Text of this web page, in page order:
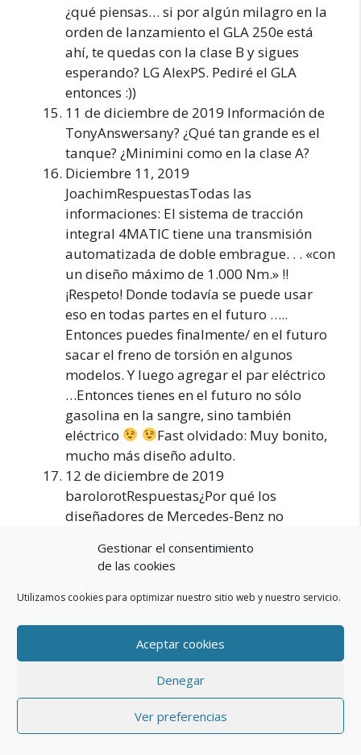
Gestionar el consentimiento
de las cookies
Utilizamos cookies para optimizar nuestro sitio web y nuestro servicio.
Aceptar cookies
Denegar
Ver preferencias
¿qué piensas… si por algún milagro en la
orden de lanzamiento el GLA 250e está
ahí, te quedas con la clase B y sigues
esperando? LG AlexPS. Pediré el GLA
entonces :))
11 de diciembre de 2019 Información de
TonyAnswersany? ¿Qué tan grande es el
tanque? ¿Minimini como en la clase A?
Diciembre 11, 2019
JoachimRespuestasTodas las
informaciones: El sistema de tracción
integral 4MATIC tiene una transmisión
automatizada de doble embrague. . . «con
un diseño máximo de 1.000 Nm.» !!
¡Respeto! Donde todavía se puede usar
eso en todas partes en el futuro …..
Entonces puedes finalmente/ en el futuro
sacar el freno de torsión en algunos
modelos. Y luego agregar el par eléctrico
…Entonces tienes en el futuro no sólo
gasolina en la sangre, sino también
eléctrico
Fast olvidado: Muy bonito,
mucho más diseño adulto.
12 de diciembre de 2019
barolorotRespuestas¿Por qué los
diseñadores de Mercedes-Benz no
los guardabarros, como en los modelos
CLA, o hasta cierto punto en los GLB? Para
mí, ese paso entre el portón trasero y el
silla tiene la apariencia de una
inexactitud de ajuste. Además, la vista
trasera carece de los elementos de estilo
típicos de los Mercedes que hacen que un
Mercedes se reconozca como tal incluso
sin la estrella de Mercedes.Esto se